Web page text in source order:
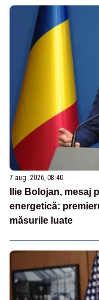
7 aug. 2026, 08:40
Ilie Bolojan, mesaj
energetică:
măsurile luate